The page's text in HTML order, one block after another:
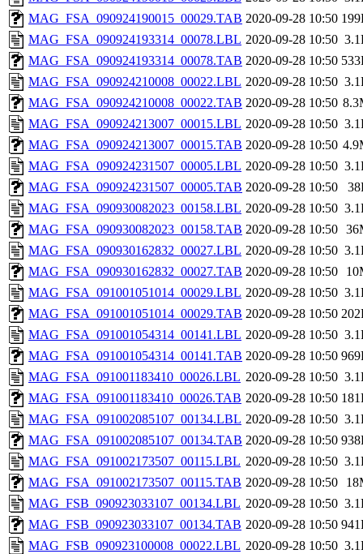
MAG_FSA_090924190015_00029.TAB 2020-09-28 10:50
MAG_FSA_090924193314_00078.LBL 2020-09-28 10:50
MAG_FSA_090924193314_00078.TAB 2020-09-28 10:50
MAG_FSA_090924210008_00022.LBL 2020-09-28 10:50
MAG_FSA_090924210008_00022.TAB 2020-09-28 10:50
MAG_FSA_090924213007_00015.LBL 2020-09-28 10:50
MAG_FSA_090924213007_00015.TAB 2020-09-28 10:50
MAG_FSA_090924231507_00005.LBL 2020-09-28 10:50
MAG_FSA_090924231507_00005.TAB 2020-09-28 10:50
MAG_FSA_090930082023_00158.LBL 2020-09-28 10:50
MAG_FSA_090930082023_00158.TAB 2020-09-28 10:50
MAG_FSA_090930162832_00027.LBL 2020-09-28 10:50
MAG_FSA_090930162832_00027.TAB 2020-09-28 10:50
MAG_FSA_091001051014_00029.LBL 2020-09-28 10:50
MAG_FSA_091001051014_00029.TAB 2020-09-28 10:50
MAG_FSA_091001054314_00141.LBL 2020-09-28 10:50
MAG_FSA_091001054314_00141.TAB 2020-09-28 10:50
MAG_FSA_091001183410_00026.LBL 2020-09-28 10:50
MAG_FSA_091001183410_00026.TAB 2020-09-28 10:50
MAG_FSA_091002085107_00134.LBL 2020-09-28 10:50
MAG_FSA_091002085107_00134.TAB 2020-09-28 10:50
MAG_FSA_091002173507_00115.LBL 2020-09-28 10:50
MAG_FSA_091002173507_00115.TAB 2020-09-28 10:50
MAG_FSB_090923033107_00134.LBL 2020-09-28 10:50
MAG_FSB_090923033107_00134.TAB 2020-09-28 10:50
MAG_FSB_090923100008_00022.LBL 2020-09-28 10:50